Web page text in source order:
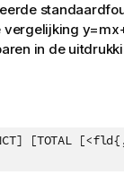
vergelijking
in de
[TOTAL